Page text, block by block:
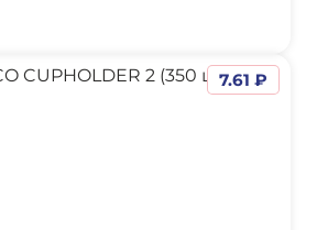
7.61 ₽